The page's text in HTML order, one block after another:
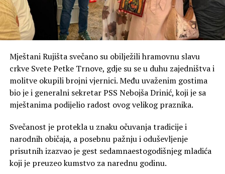
Mještani Rujišta svečano su obilježili hramovnu slavu
crkve Svete Petke Trnove, gdje su se u duhu zajedništva i
molitve okupili brojni vjernici. Među uvaženim gostima
bio je i generalni sekretar PSS Nebojša Drinić, koji je sa
mještanima podijelio radost ovog velikog praznika.
Svečanost je protekla u znaku očuvanja tradicije i
narodnih običaja, a posebnu pažnju i oduševljenje
prisutnih izazvao je gest sedamnaestogodišnjeg mladića
koji je preuzeo kumstvo za narednu godinu.